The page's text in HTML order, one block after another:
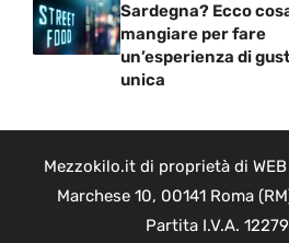
Sardegna? Ecco
mangiare per fare
un’esperienza di
unica
Mezzokilo.it di proprietà di
Marchese 10, 00141 Roma
Partita I.V.A.